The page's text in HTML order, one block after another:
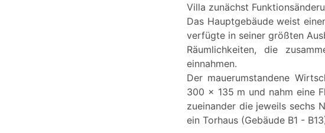
Villa zunächst
Das Hauptgebäude weist
verfügte in seiner größten
Räumlichkeiten, die
einnahmen.
Der mauerumstandene
300 x 135 m und nahm eine
zueinander die jeweils sechs
ein Torhaus (Gebäude B1 -